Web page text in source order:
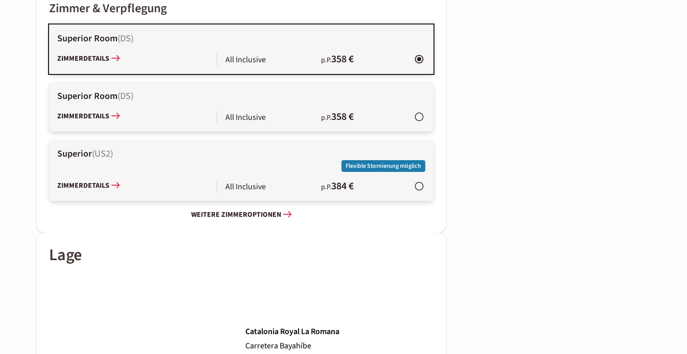
Zimmer & Verpflegung
Superior Room(DS)
ZIMMERDETAILS All Inclusive p.P.358 €
Superior Room(DS)
ZIMMERDETAILS All Inclusive p.P.358 €
Superior(US2)
Flexible Stornierung möglich
ZIMMERDETAILS All Inclusive p.P.384 €
WEITERE ZIMMEROPTIONEN
Lage
Catalonia Royal La Romana
Carretera Bayahíbe